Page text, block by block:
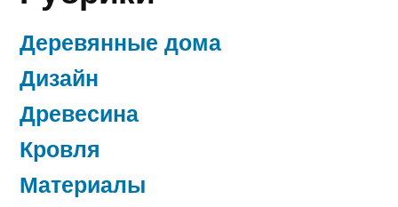
Деревянные дома
Дизайн
Древесина
Кровля
Материалы